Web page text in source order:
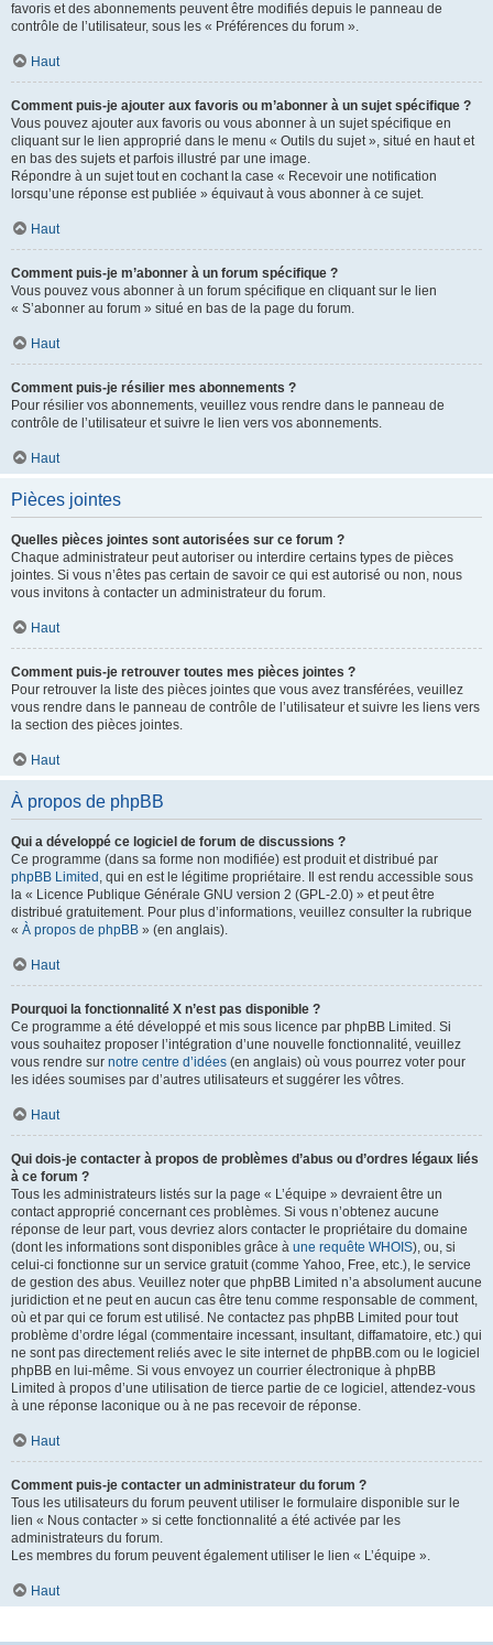
favoris et des abonnements peuvent être modifiés depuis le panneau de
contrôle de l’utilisateur, sous les « Préférences du forum ».
Haut
Comment puis-je ajouter aux favoris ou m’abonner à un sujet spécifique ?
Vous pouvez ajouter aux favoris ou vous abonner à un sujet spécifique en
cliquant sur le lien approprié dans le menu « Outils du sujet », situé en haut et
en bas des sujets et parfois illustré par une image.
Répondre à un sujet tout en cochant la case « Recevoir une notification
lorsqu’une réponse est publiée » équivaut à vous abonner à ce sujet.
Haut
Comment puis-je m’abonner à un forum spécifique ?
Vous pouvez vous abonner à un forum spécifique en cliquant sur le lien
« S’abonner au forum » situé en bas de la page du forum.
Haut
Comment puis-je résilier mes abonnements ?
Pour résilier vos abonnements, veuillez vous rendre dans le panneau de
contrôle de l’utilisateur et suivre le lien vers vos abonnements.
Haut
Pièces jointes
Quelles pièces jointes sont autorisées sur ce forum ?
Chaque administrateur peut autoriser ou interdire certains types de pièces
jointes. Si vous n’êtes pas certain de savoir ce qui est autorisé ou non, nous
vous invitons à contacter un administrateur du forum.
Haut
Comment puis-je retrouver toutes mes pièces jointes ?
Pour retrouver la liste des pièces jointes que vous avez transférées, veuillez
vous rendre dans le panneau de contrôle de l’utilisateur et suivre les liens vers
la section des pièces jointes.
Haut
À propos de phpBB
Qui a développé ce logiciel de forum de discussions ?
Ce programme (dans sa forme non modifiée) est produit et distribué par
phpBB Limited , qui en est le légitime propriétaire. Il est rendu accessible sous
la « Licence Publique Générale GNU version 2 (GPL-2.0) » et peut être
distribué gratuitement. Pour plus d’informations, veuillez consulter la rubrique
« À propos de phpBB » (en anglais).
Haut
Pourquoi la fonctionnalité X n’est pas disponible ?
Ce programme a été développé et mis sous licence par phpBB Limited. Si
vous souhaitez proposer l’intégration d’une nouvelle fonctionnalité, veuillez
vous rendre sur notre centre d’idées (en anglais) où vous pourrez voter pour
les idées soumises par d’autres utilisateurs et suggérer les vôtres.
Haut
Qui dois-je contacter à propos de problèmes d’abus ou d’ordres légaux liés
à ce forum ?
Tous les administrateurs listés sur la page « L’équipe » devraient être un
contact approprié concernant ces problèmes. Si vous n’obtenez aucune
réponse de leur part, vous devriez alors contacter le propriétaire du domaine
(dont les informations sont disponibles grâce à une requête WHOIS), ou, si
celui-ci fonctionne sur un service gratuit (comme Yahoo, Free, etc.), le service
de gestion des abus. Veuillez noter que phpBB Limited n’a absolument aucune
juridiction et ne peut en aucun cas être tenu comme responsable de comment,
où et par qui ce forum est utilisé. Ne contactez pas phpBB Limited pour tout
problème d’ordre légal (commentaire incessant, insultant, diffamatoire, etc.) qui
ne sont pas directement reliés avec le site internet de phpBB.com ou le logiciel
phpBB en lui-même. Si vous envoyez un courrier électronique à phpBB
Limited à propos d’une utilisation de tierce partie de ce logiciel, attendez-vous
à une réponse laconique ou à ne pas recevoir de réponse.
Haut
Comment puis-je contacter un administrateur du forum ?
Tous les utilisateurs du forum peuvent utiliser le formulaire disponible sur le
lien « Nous contacter » si cette fonctionnalité a été activée par les
administrateurs du forum.
Les membres du forum peuvent également utiliser le lien « L’équipe ».
Haut